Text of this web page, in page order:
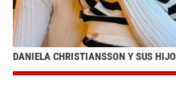
DANIELA CHRISTIANSSON Y SUS